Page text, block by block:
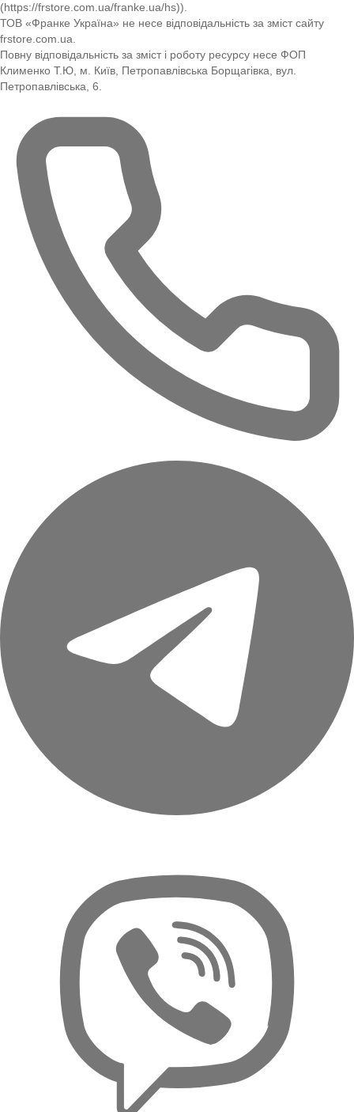
(https://frstore.com.ua/franke.ua/hs)).
ТОВ «Франке Україна» не несе відповідальність за зміст сайту
frstore.com.ua.
Повну відповідальність за зміст і роботу ресурсу несе ФОП
Клименко Т.Ю, м. Київ, Петропавлівська Борщагівка, вул.
Петропавлівська, 6.